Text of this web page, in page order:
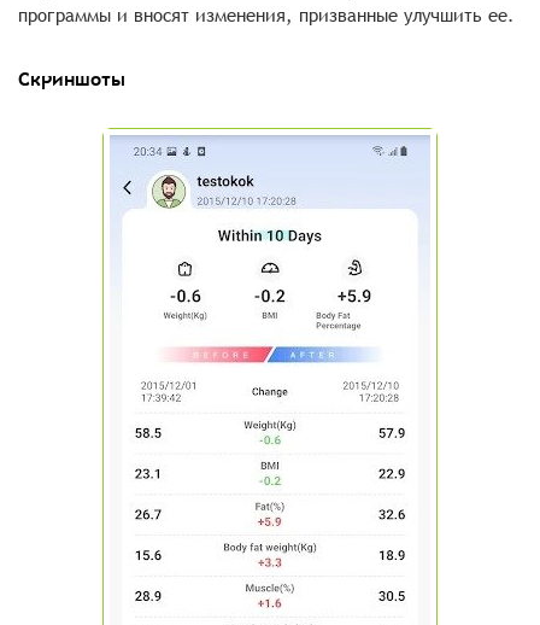
программы и вносят изменения, призванные улучшить ее.
Скриншоты